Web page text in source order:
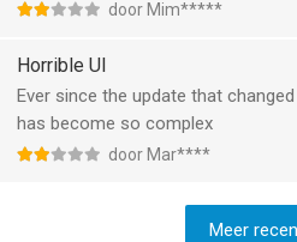
door Mim*****
Horrible UI
Ever since the update that
has become so complex
door Mar****
Meer